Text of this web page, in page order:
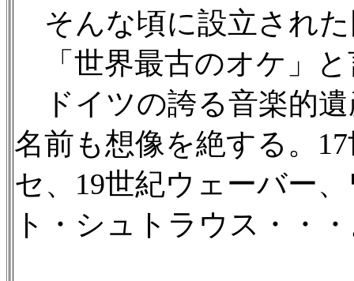
そんな頃に設立された
「世界最古のオケ」
ドイツの誇る音楽的
名前も想像を絶する。
セ、19世紀ウェーバー
ト・シュトラウス・・